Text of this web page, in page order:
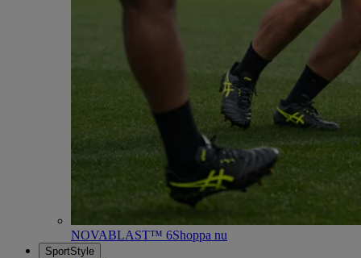
NOVABLAST™ 6Shoppa nu
SportStyle